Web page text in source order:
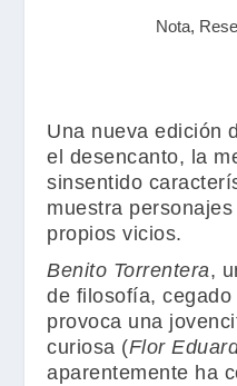
Nota,
Una nueva edición
el desencanto, la
sinsentido
muestra
propios vicios.
Benito Torrentera,
de filosofía,
provoca una
curiosa (Flor
aparentemente ha